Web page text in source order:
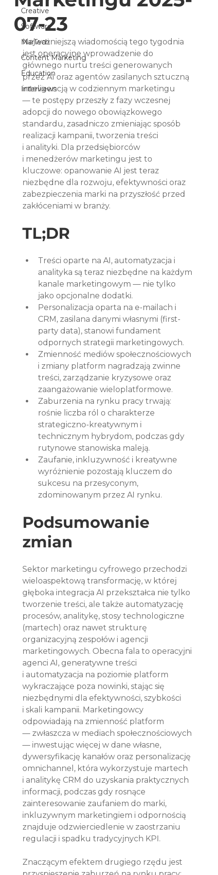
Creative
Software
MarTech
Content Marketing
Education
Interviews
07-23
Najważniejszą wiadomością tego tygodnia
jest operacyjne wprowadzenie do
głównego nurtu treści generowanych
przez AI oraz agentów zasilanych sztuczną
inteligencją w codziennym marketingu
— te postępy przeszły z fazy wczesnej
adopcji do nowego obowiązkowego
standardu, zasadniczo zmieniając sposób
realizacji kampanii, tworzenia treści
i analityki. Dla przedsiębiorców
i menedżerów marketingu jest to
kluczowe: opanowanie AI jest teraz
niezbędne dla rozwoju, efektywności oraz
zabezpieczenia marki na przyszłość przed
zakłóceniami w branży.
TL;DR
Treści oparte na AI, automatyzacja i
analityka są teraz niezbędne na każdym
kanale marketingowym — nie tylko
jako opcjonalne dodatki.
Personalizacja oparta na e-mailach i
CRM, zasilana danymi własnymi (first-
party data), stanowi fundament
odpornych strategii marketingowych.
Zmienność mediów społecznościowych
i zmiany platform nagradzają zwinne
treści, zarządzanie kryzysowe oraz
zaangażowanie wieloplatformowe.
Zaburzenia na rynku pracy trwają:
rośnie liczba ról o charakterze
strategiczno-kreatywnym i
technicznym hybrydom, podczas gdy
rutynowe stanowiska maleją.
Zaufanie, inkluzywność i kreatywne
wyróżnienie pozostają kluczem do
sukcesu na przesyconym,
zdominowanym przez AI rynku.
Podsumowanie
zmian
Sektor marketingu cyfrowego przechodzi
wieloaspektową transformację, w której
głęboka integracja AI przekształca nie tylko
tworzenie treści, ale także automatyzację
procesów, analitykę, stosy technologiczne
(martech) oraz nawet strukturę
organizacyjną zespołów i agencji
marketingowych. Obecna fala to operacyjni
agenci AI, generatywne treści
i automatyzacja na poziomie platform
wykraczające poza nowinki, stając się
niezbędnymi dla efektywności, szybkości
i skali kampanii. Marketingowcy
odpowiadają na zmienność platform
— zwłaszcza w mediach społecznościowych
— inwestując więcej w dane własne,
dywersyfikację kanałów oraz personalizację
omnichannel, która wykorzystuje martech
i analitykę CRM do uzyskania praktycznych
informacji, podczas gdy rosnące
zainteresowanie zaufaniem do marki,
inkluzywnym marketingiem i odpornością
znajduje odzwierciedlenie w zaostrzaniu
regulacji i spadku tradycyjnych KPI.
Znaczącym efektem drugiego rzędu jest